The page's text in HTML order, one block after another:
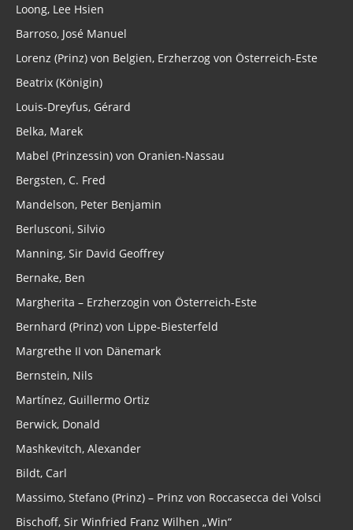
Loong, Lee Hsien
Barroso, José Manuel
Lorenz (Prinz) von Belgien, Erzherzog von Österreich-Este
Beatrix (Königin)
Louis-Dreyfus, Gérard
Belka, Marek
Mabel (Prinzessin) von Oranien-Nassau
Bergsten, C. Fred
Mandelson, Peter Benjamin
Berlusconi, Silvio
Manning, Sir David Geoffrey
Bernake, Ben
Margherita – Erzherzogin von Österreich-Este
Bernhard (Prinz) von Lippe-Biesterfeld
Margrethe II von Dänemark
Bernstein, Nils
Martínez, Guillermo Ortiz
Berwick, Donald
Mashkevitch, Alexander
Bildt, Carl
Massimo, Stefano (Prinz) – Prinz von Roccasecca dei Volsci
Bischoff, Sir Winfried Franz Wilhen „Win“